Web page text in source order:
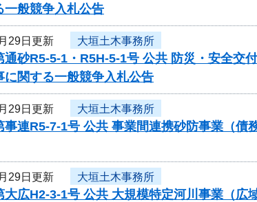
一般競争入札公告
29日更新 大垣土木事務所
通砂R5-5-1・R5H-5-1号 公共 防災・安全
に関する一般競争入札公告
29日更新 大垣土木事務所
事連R5-7-1号 公共 事業間連携砂防事業（
29日更新 大垣土木事務所
大広H2-3-1号 公共 大規模特定河川事業（